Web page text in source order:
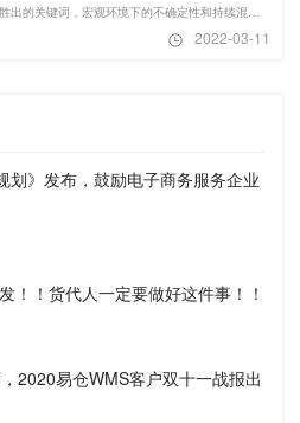
球大巡演”直播突围活动。
胜出的关键词，宏观环境下的不确定性和持续混乱
的全球供应链要求跨境物流企业有相当强的协调、
2022-03-11
划》发布，鼓励电子商务服务企业
！！货代人一定要做好这件事！！
2020易仓WMS客户双十一战报出